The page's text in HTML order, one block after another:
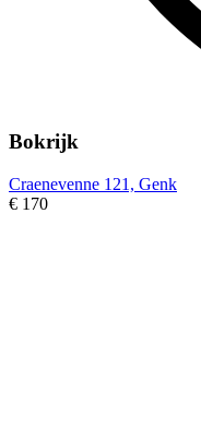
Bokrijk
Craenevenne 121, Genk
€ 170